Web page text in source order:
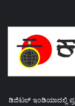
ಡಿಜಿಟಲ್ ಇಂಡಿಯಾದಲ್ಲಿ